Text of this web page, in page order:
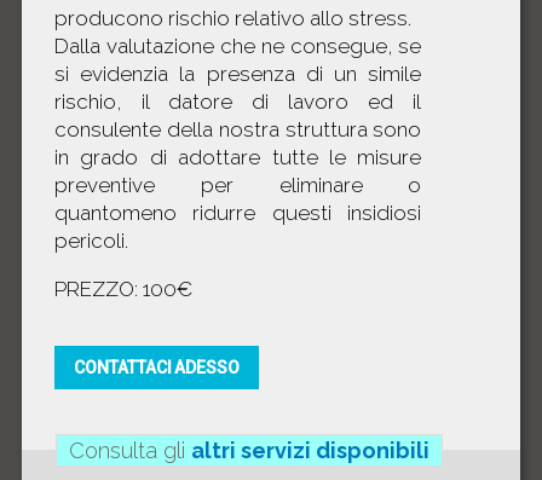
producono rischio relativo allo stress.
Dalla valutazione che ne consegue, se
si evidenzia la presenza di un simile
rischio, il datore di lavoro ed il
consulente della nostra struttura sono
in grado di adottare tutte le misure
preventive per eliminare o
quantomeno ridurre questi insidiosi
pericoli.
PREZZO: 100€
CONTATTACI ADESSO
Consulta gli altri servizi disponibili